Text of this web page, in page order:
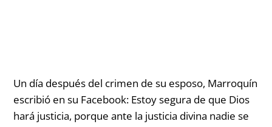
Un día después del crimen de su esposo, Marroquín
escribió en su Facebook: Estoy segura de que Dios
hará justicia, porque ante la justicia divina nadie se